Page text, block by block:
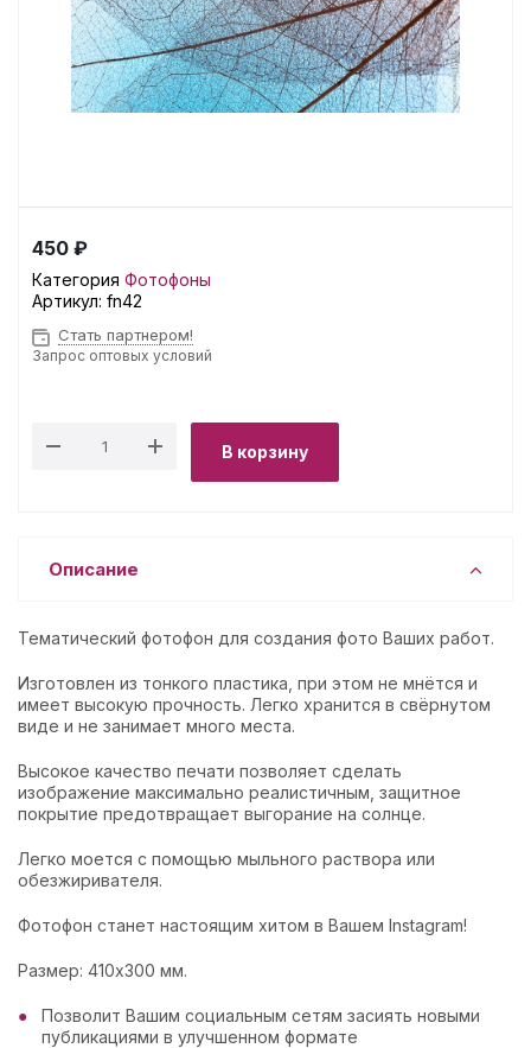
450 ₽
Категория Фотофоны
Артикул: fn42
Стать партнером!
Запрос оптовых условий
В корзину
Описание
Тематический фотофон для создания фото Ваших работ.
Изготовлен из тонкого пластика, при этом не мнётся и
имеет высокую прочность. Легко хранится в свёрнутом
виде и не занимает много места.
Высокое качество печати позволяет сделать
изображение максимально реалистичным, защитное
покрытие предотвращает выгорание на солнце.
Легко моется с помощью мыльного раствора или
обезжиривателя.
Фотофон станет настоящим хитом в Вашем Instagram!
Размер: 410х300 мм.
Позволит Вашим социальным сетям засиять новыми
публикациями в улучшенном формате